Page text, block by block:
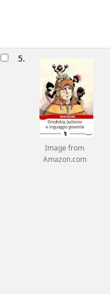
5.
Image from
Amazon.com